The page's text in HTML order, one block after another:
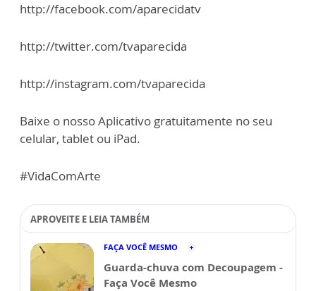
http://facebook.com/aparecidatv
http://twitter.com/tvaparecida
http://instagram.com/tvaparecida
Baixe o nosso Aplicativo gratuitamente no seu
celular, tablet ou iPad.
#VidaComArte
APROVEITE E LEIA TAMBÉM
FAÇA VOCÊ MESMO
Guarda-chuva com Decoupagem -
Faça Você Mesmo